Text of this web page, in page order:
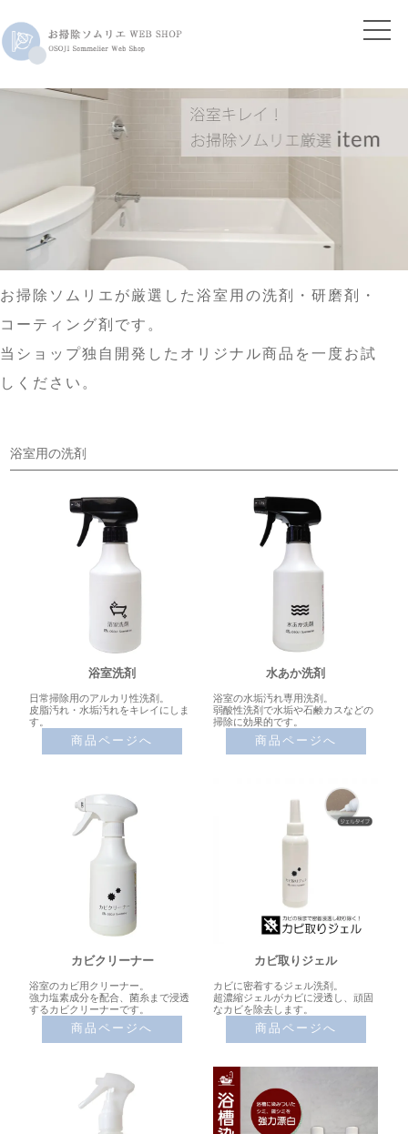
お掃除ソムリエが厳選した浴室用の洗剤・研磨剤・
コーティング剤です。
当ショップ独自開発したオリジナル商品を一度お試
しください。
浴室用の洗剤
浴室洗剤
日常掃除用のアルカリ性洗剤。
皮脂汚れ・水垢汚れをキレイにしま
す。
商品ページへ
水あか洗剤
浴室の水垢汚れ専用洗剤。
弱酸性洗剤で水垢や石鹸カスなどの
掃除に効果的です。
商品ページへ
カビクリーナー
浴室のカビ用クリーナー。
強力塩素成分を配合、菌糸まで浸透
するカビクリーナーです。
商品ページへ
カビ取りジェル
カビに密着するジェル洗剤。
超濃縮ジェルがカビに浸透し、頑固
なカビを除去します。
商品ページへ